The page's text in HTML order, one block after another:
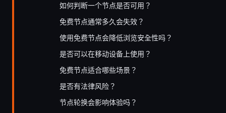
如何判断一个节点是否可用？
免费节点通常多久会失效？
使用免费节点会降低浏览安全性吗？
是否可以在移动设备上使用？
免费节点适合哪些场景？
是否有法律风险？
节点轮换会影响体验吗？